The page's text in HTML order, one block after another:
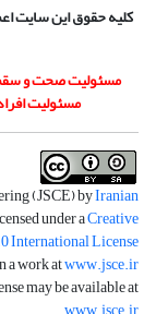
کلیه حقوق این سایت
مسئولیت صحت و سقم
مسئولیت
(JSCE) byIranian
under aCreative
International License
a work atwww.jsce.ir
may be available at